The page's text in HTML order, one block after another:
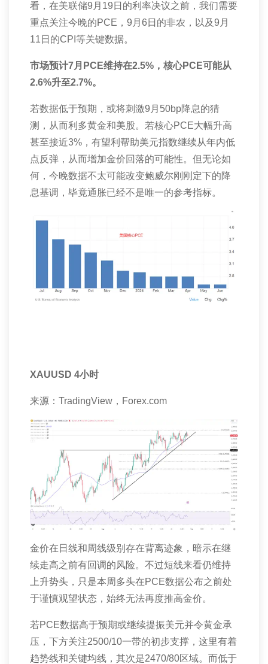
看，在美联储9 月 19 日的利率决议之前，我们需要
重点关注今晚的PCE ， 9 月 6 日的非农，以及9 月
11 日的CPI 等关键数据。
市场预计7月 PCE维持在2.5% ，核心PCE可能从
2.6%升至2.7%。
若数据低于预期，或将刺激9 月 50bp降息的猜
测，从而利多黄金和美股。若核心PCE大幅升高
甚至接近3% ，有望利帮助美元指数继续从年内低
点反弹，从而增加金价回落的可能性。但无论如
何，今晚数据不太可能改变鲍威尔刚刚定下的降
息基调，毕竟通胀已经不是唯一的参考指标。
XAUUSD 4小时
来源： TradingView ， Forex.com
金价在日线和周线级别存在背离迹象，暗示在继
续走高之前有回调的风险。不过短线来看仍维持
上升势头，只是本周多头在PCE数据公布之前处
于谨慎观望状态，始终无法再度推高金价。
若PCE数据高于预期或继续提振美元并令黄金承
压，下方关注2500/10一带的初步支撑，这里有着
趋势线和关键均线，其次是2470/80区域。而低于